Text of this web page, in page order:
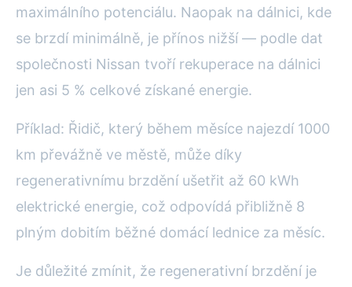
maximálního potenciálu. Naopak na dálnici, kde
se brzdí minimálně, je přínos nižší — podle dat
společnosti Nissan tvoří rekuperace na dálnici
jen asi 5 % celkové získané energie.
Příklad: Řidič, který během měsíce najezdí 1000
km převážně ve městě, může díky
regenerativnímu brzdění ušetřit až 60 kWh
elektrické energie, což odpovídá přibližně 8
plným dobitím běžné domácí lednice za měsíc.
Je důležité zmínit, že regenerativní brzdění je